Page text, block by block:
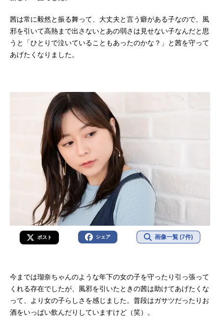
茜は常に毅然と振る舞って、大丈夫と言う癖がある子なので、風
邪を引いて高熱まで出さないとあの弱さは見せない子なんだと思
うと「ひとりで泣いていることもあったのかな？」と茜を守って
あげたくなりました。
ポスト シェア 画像一覧 (7件)
今までは瑠奈ちゃんのような年下の女の子を守ったり引っ張って
くれる存在でしたが、風邪を引いたときの茜は助けてあげたくな
って、より女の子らしさを感じました。普段はガサツだったりお
酒をいっぱい飲んだりしていますけど（笑）。